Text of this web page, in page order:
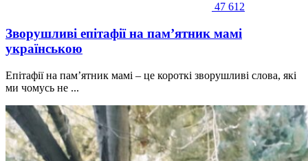
47 612
Зворушливі епітафії на пам’ятник мамі
українською
Епітафії на пам’ятник мамі – це короткі зворушливі слова, які
ми чомусь не ...